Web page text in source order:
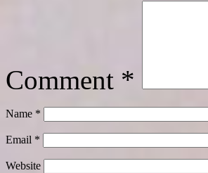
Comment *
Name *
Email *
Website